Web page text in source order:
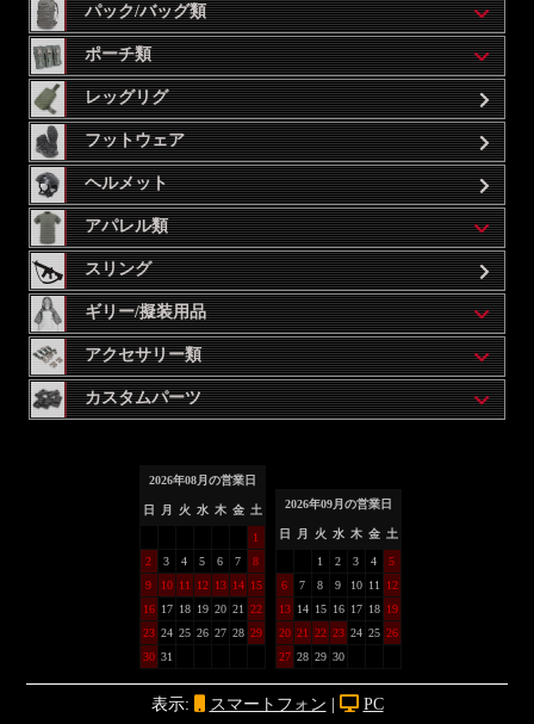
パック/バッグ類
ポーチ類
レッグリグ
フットウェア
ヘルメット
アパレル類
スリング
ギリー/擬装用品
アクセサリー類
カスタムパーツ
2026年08月の営業日
日 月 火 水 木 金 土
1
2
3 4 5 6 7
8
9
10 11 12 13 14 15
16 17 18 19 20 21
22
23 24 25 26 27 28 29
30 31
2026年09月の営業日
日 月 火 水 木 金 土
1 2 3 4
5
6
7 8 9 10 11
12
13 14 15 16 17 18 19
20 21 22 23 24 25 26
27 28 29 30
表示: スマートフォン | PC